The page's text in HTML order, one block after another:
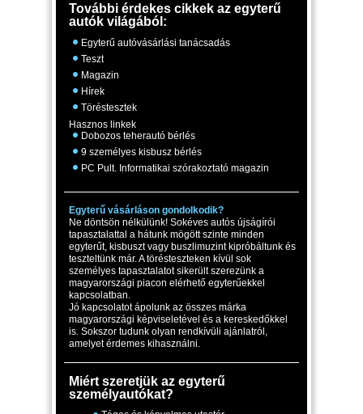
További érdekes cikkek az egyterű
autók világából:
Egyterű autóvásárlási tanácsadás
Teszt
Magazin
Hírek
Töréstesztek
Hasznos linkek
Dobozos teherautó bérlés
9 személyes kisbusz bérlés
PC Pult. Informatikai szórakoztató magazin
Egyterű vásárláson gondolkodik?
Ne döntsön nélkülünk! Sokéves autós újságírói
tapasztalattal a hátunk mögött szinte minden
egyterűt, kisbuszt vagy buszlimuzint kipróbáltunk és
teszteltünk már. A törésteszteken kívül sok
személyes tapasztalatot sikerült szerezünk a
magyarországi piacon elérhető egyterűekkel
kapcsolatban.
Jó kapcsolatot ápolunk az összes márka
magyarországi képviseletével és a kereskedőkkel
is. Sokszor tudunk olyan rendkívüli ajánlatról,
amelyet érdemes kihasználni.
Miért szeretjük az egyterű
személyautókat?